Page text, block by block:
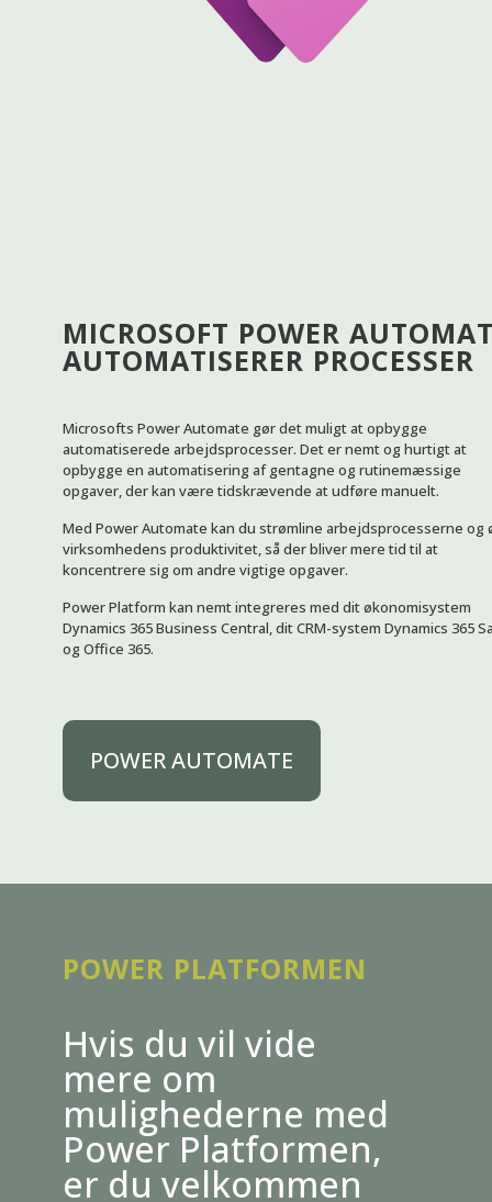
MICROSOFT POWER
AUTOMATISERER PROCESSER
Microsofts Power Automate gør det muligt at opbygge
automatiserede arbejdsprocesser. Det er nemt og hurtigt at
opbygge en automatisering af gentagne og rutinemæssige
opgaver, der kan være tidskrævende at udføre manuelt.
Med Power Automate kan du strømline arbejdsprocesserne og
virksomhedens produktivitet, så der bliver mere tid til at
koncentrere sig om andre vigtige opgaver.
Power Platform kan nemt integreres med dit økonomisystem
Dynamics 365 Business Central, dit CRM-system Dynamics 365
og Office 365.
POWER AUTOMATE
POWER PLATFORMEN
Hvis du vil vide
mere om
mulighederne med
Power Platformen,
er du velkommen